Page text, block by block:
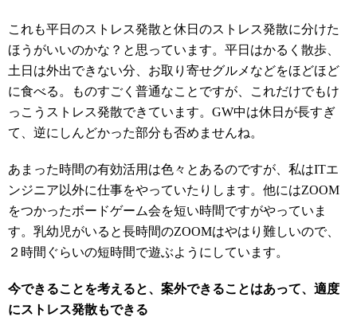
これも平日のストレス発散と休日のストレス発散に分けた
ほうがいいのかな？と思っています。平日はかるく散歩、
土日は外出できない分、お取り寄せグルメなどをほどほど
に食べる。ものすごく普通なことですが、これだけでもけ
っこうストレス発散できています。GW中は休日が長すぎ
て、逆にしんどかった部分も否めませんね。
あまった時間の有効活用は色々とあるのですが、私はITエ
ンジニア以外に仕事をやっていたりします。他にはZOOM
をつかったボードゲーム会を短い時間ですがやっていま
す。乳幼児がいると長時間のZOOMはやはり難しいので、
２時間ぐらいの短時間で遊ぶようにしています。
今できることを考えると、案外できることはあって、適度
にストレス発散もできる